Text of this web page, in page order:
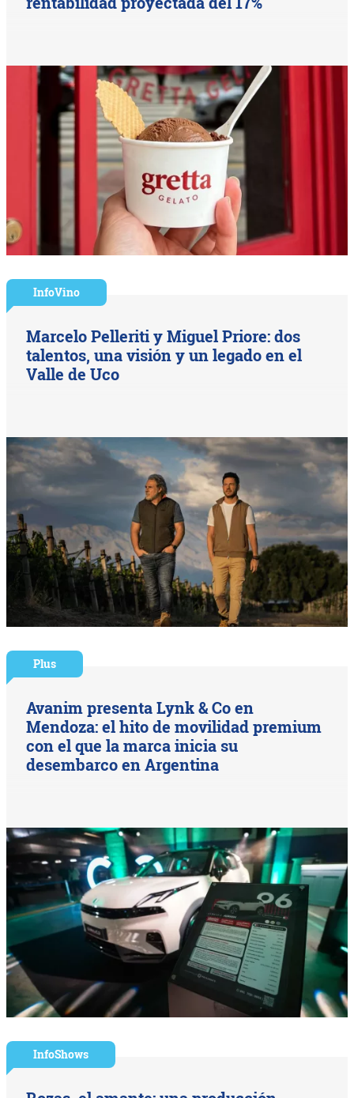
InfoVino
Marcelo Pelleriti y Miguel Priore: dos
talentos, una visión y un legado en el
Valle de Uco
Plus
Avanim presenta Lynk & Co en
Mendoza: el hito de movilidad premium
con el que la marca inicia su
desembarco en Argentina
InfoShows